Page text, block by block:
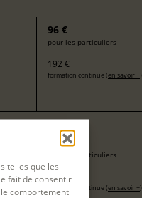
telles que les
fait de consentir
comportement
96 €
pour les particuliers
192 €
formation continue (en savoir +)
136 €
pour les particuliers
272 €
formation continue (en savoir +)